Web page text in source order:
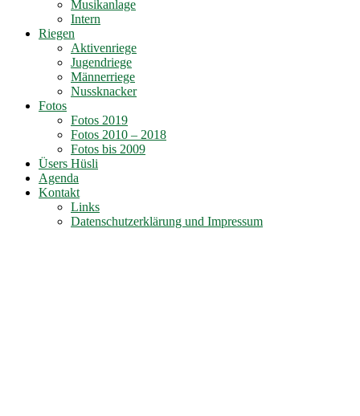
Musikanlage
Intern
Riegen
Aktivenriege
Jugendriege
Männerriege
Nussknacker
Fotos
Fotos 2019
Fotos 2010 – 2018
Fotos bis 2009
Üsers Hüsli
Agenda
Kontakt
Links
Datenschutzerklärung und Impressum